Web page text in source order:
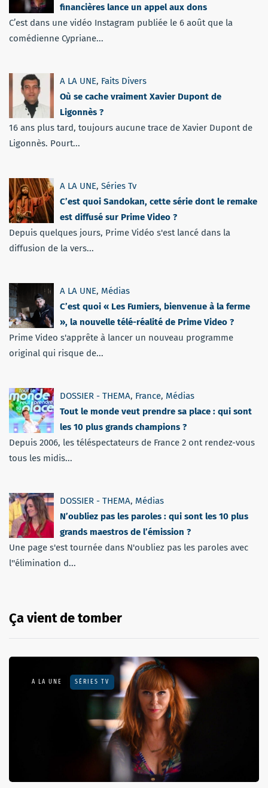
financières lance un appel aux dons
C’est dans une vidéo Instagram publiée le 6 août que la
comédienne Cypriane...
A LA UNE, Faits Divers
Où se cache vraiment Xavier Dupont de
Ligonnès ?
16 ans plus tard, toujours aucune trace de Xavier Dupont de
Ligonnès. Pourt...
A LA UNE, Séries Tv
C’est quoi Sandokan, cette série dont le remake
est diffusé sur Prime Video ?
Depuis quelques jours, Prime Vidéo s'est lancé dans la
diffusion de la vers...
A LA UNE, Médias
C’est quoi « Les Fumiers, bienvenue à la ferme
», la nouvelle télé-réalité de Prime Video ?
Prime Video s'apprête à lancer un nouveau programme
original qui risque de...
DOSSIER - THEMA, France, Médias
Tout le monde veut prendre sa place : qui sont
les 10 plus grands champions ?
Depuis 2006, les téléspectateurs de France 2 ont rendez-vous
tous les midis...
DOSSIER - THEMA, Médias
N’oubliez pas les paroles : qui sont les 10 plus
grands maestros de l’émission ?
Une page s'est tournée dans N'oubliez pas les paroles avec
l''élimination d...
Ça vient de tomber
A LA UNE SÉRIES TV